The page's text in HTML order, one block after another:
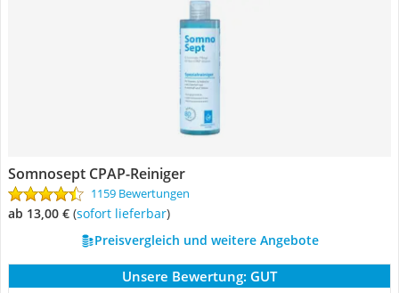
Somnosept CPAP-Reiniger
1159 Bewertungen
ab 13,00 € ( Sofort lieferbar)
Preisvergleich und weitere Angebote
Unsere Bewertung: GUT